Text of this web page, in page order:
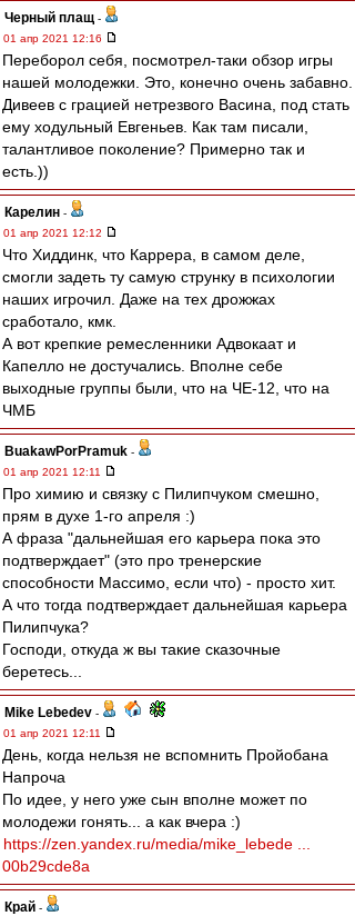
Черный плащ -
01 апр 2021 12:16
Переборол себя, посмотрел-таки обзор игры
нашей молодежки. Это, конечно очень забавно.
Дивеев с грацией нетрезвого Васина, под стать
ему ходульный Евгеньев. Как там писали,
талантливое поколение? Примерно так и
есть.))
Карелин -
01 апр 2021 12:12
Что Хиддинк, что Каррера, в самом деле,
смогли задеть ту самую струнку в психологии
наших игрочил. Даже на тех дрожжах
сработало, кмк.
А вот крепкие ремесленники Адвокаат и
Капелло не достучались. Вполне себе
выходные группы были, что на ЧЕ-12, что на
ЧМБ
BuakawPorPramuk -
01 апр 2021 12:11
Про химию и связку с Пилипчуком смешно,
прям в духе 1-го апреля :)
А фраза "дальнейшая его карьера пока это
подтверждает" (это про тренерские
способности Массимо, если что) - просто хит.
А что тогда подтверждает дальнейшая карьера
Пилипчука?
Господи, откуда ж вы такие сказочные
беретесь...
Mike Lebedev -
01 апр 2021 12:11
День, когда нельзя не вспомнить Пройобана
Напроча
По идее, у него уже сын вполне может по
молодежи гонять... а как вчера :)
https://zen.yandex.ru/media/mike_lebede ...
00b29cde8a
Край -